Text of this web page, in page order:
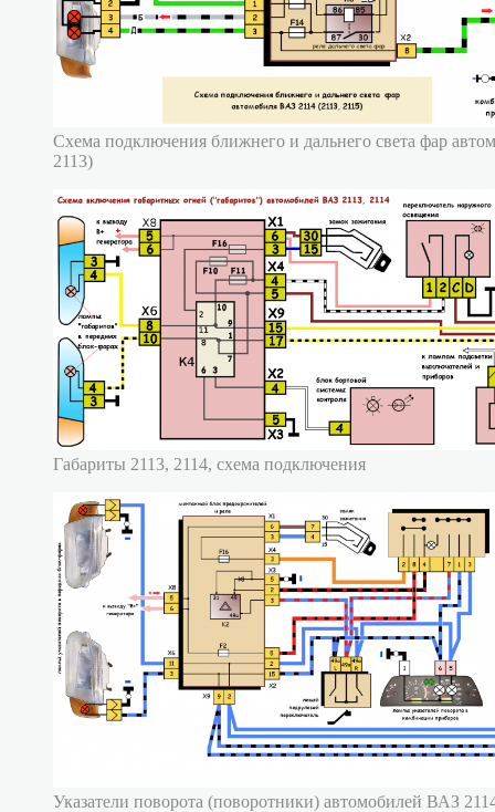
Схема подключения ближнего и дальнего света фар
2113)
Габариты 2113, 2114, схема подключения
Указатели поворота (поворотники) автомобилей ВАЗ